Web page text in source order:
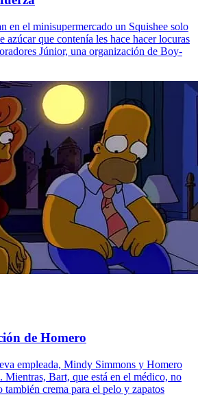
en el minisupermercado un Squishee solo
azúcar que contenía les hace hacer locuras
Júnior, una organización de Boy-
de Homero
empleada, Mindy Simmons y Homero
Mientras, Bart, que está en el médico, no
también crema para el pelo y zapatos